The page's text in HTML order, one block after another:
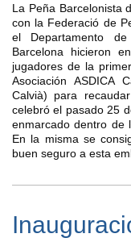
La Peña Barcelonista
con la Federació de
el Departamento
Barcelona hicieron
jugadores de la
Asociación ASDICA
Calvià) para
celebró el pasado 25
enmarcado dentro de
En la misma se
buen seguro a esta